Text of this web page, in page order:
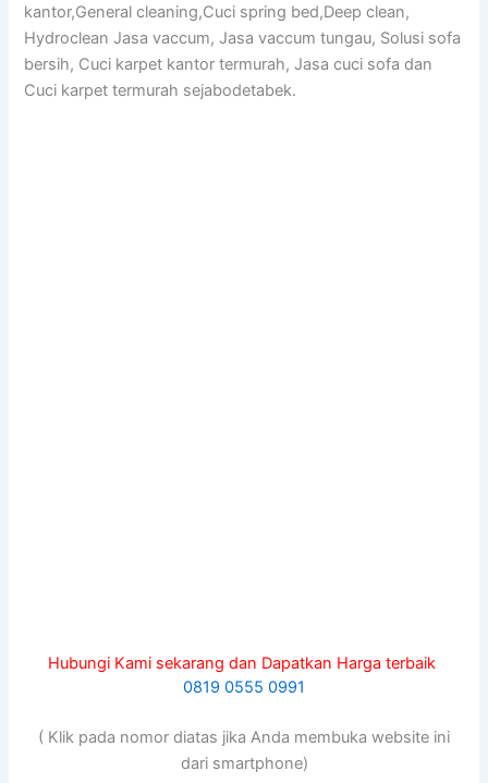
kantor,General cleaning,Cuci spring bed,Deep clean,
Hydroclean Jasa vaccum, Jasa vaccum tungau, Solusi sofa
bersih, Cuci karpet kantor termurah, Jasa cuci sofa dan
Cuci karpet termurah sejabodetabek.
Hubungi Kami sekarang dan Dapatkan Harga terbaik
0819 0555 0991
( Klik pada nomor diatas jika Anda membuka website ini
dari smartphone)